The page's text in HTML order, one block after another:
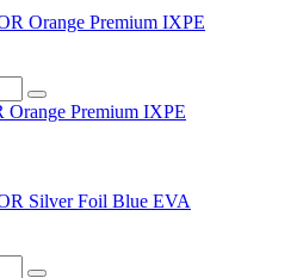
Premium IXPE